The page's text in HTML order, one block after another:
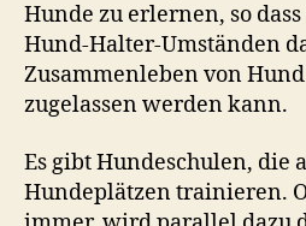
Hunde zu erlernen, so
Hund-Halter-Umständen
Zusammenleben von
zugelassen werden kann.
Es gibt Hundeschulen, die
Hundeplätzen trainieren.